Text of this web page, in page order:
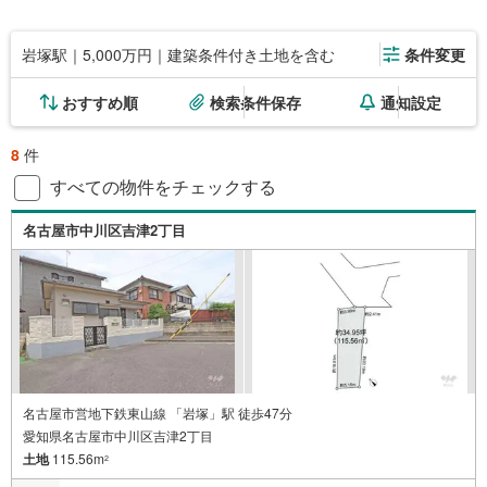
岩塚駅｜5,000万円｜建築条件付き土地を含む 条件変更
おすすめ順 検索条件保存 通知設定
8 件
すべての物件をチェックする
名古屋市中川区吉津2丁目
名古屋市営地下鉄東山線 「岩塚」駅 徒歩47分
愛知県名古屋市中川区吉津2丁目
土地115.56m2